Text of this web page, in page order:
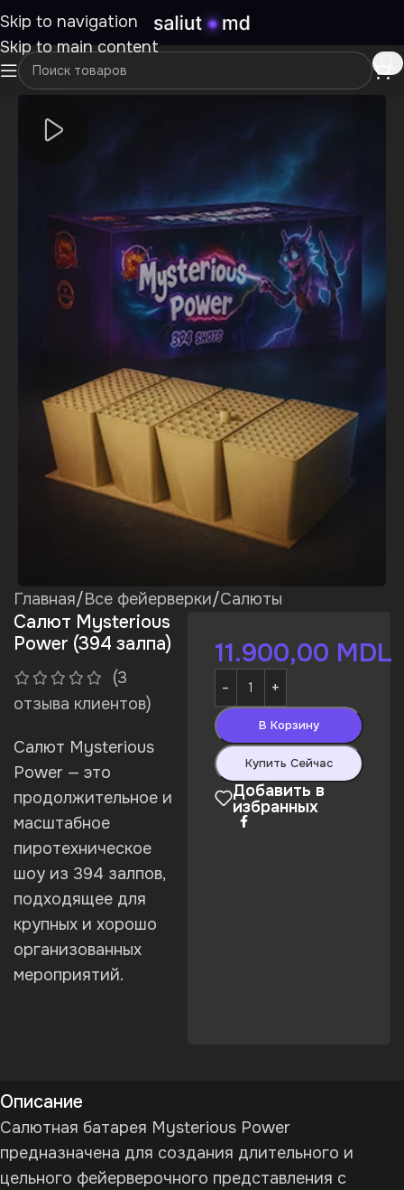
Skip to navigation
Skip to main content
Главная/Все фейерверки/Салюты
Салют Mysterious
Power (394 залпа)
(3
отзыва клиентов)
Салют Mysterious
Power — это
продолжительное и
масштабное
пиротехническое
шоу из 394 залпов,
подходящее для
крупных и хорошо
организованных
мероприятий.
11.900,00 MDL
В Корзину
Купить Сейчас
Добавить в
избранных
Описание
Салютная батарея Mysterious Power
предназначена для создания длительного и
цельного фейерверочного представления с